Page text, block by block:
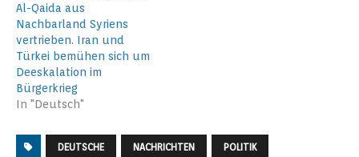
Al-Qaida aus
Nachbarland Syriens
vertrieben. Iran und
Türkei bemühen sich um
Deeskalation im
Bürgerkrieg
In "Deutsch"
DEUTSCHE NACHRICHTEN POLITIK